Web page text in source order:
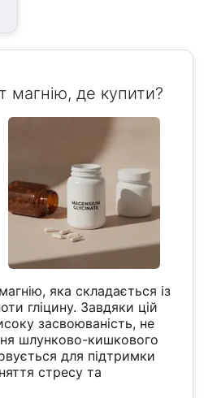
магнію, де купити?
яка складається із
гліцину. Завдяки цій
засвоюваність, не
шлунково-кишкового
для підтримки
стресу та